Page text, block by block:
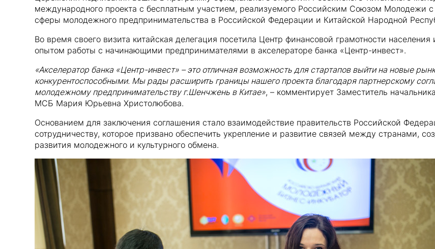
международного проекта с бесплатным участием, реализуемого Российским Союзом Молодежи с
сферы молодежного предпринимательства в Российской Федерации и Китайской Народной
Во время своего визита китайская делегация посетила Центр финансовой грамотности
опытом работы с начинающими предпринимателями в акселераторе банка «Центр-инвест».
«Акселератор банка «Центр-инвест» – это отличная возможность для стартапов выйти на новые
конкурентоспособными. Мы рады расширить границы нашего проекта благодаря партнерскому
молодежному предпринимательству г.Шенчжень в Китае», – комментирует Заместитель
МСБ Мария Юрьевна Христолюбова.
Основанием для заключения соглашения стало взаимодействие правительств Российской
сотрудничеству, которое призвано обеспечить укрепление и развитие связей между странами,
развития молодежного и культурного обмена.